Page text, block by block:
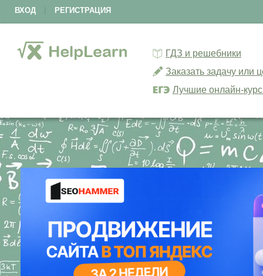
ВХОД РЕГИСТРАЦИЯ
ГДЗ и решебники
Заказать задачу или
Лучшие онлайн-